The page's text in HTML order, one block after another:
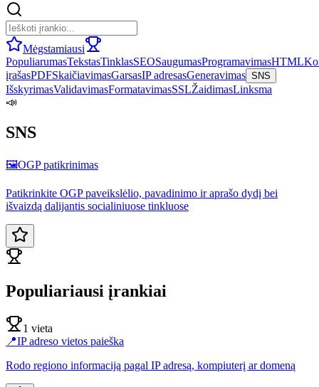
Mėgstamiausi
PopuliarumasTekstasTinklasSEOSaugumasProgramavimasHTML
įrašasPDFSkaičiavimasGarsasIP adresasGeneravimas SNS
IšskyrimasValidavimasFormatavimasSSLŽaidimasLinksma
📣
SNS
🖼️OGP patikrinimas
Patikrinkite OGP paveikslėlio, pavadinimo ir aprašo dydį bei
išvaizdą dalijantis socialiniuose tinkluose
Populiariausi įrankiai
1 vieta
📍IP adreso vietos paieška
Rodo regiono informaciją pagal IP adresą, kompiuterį ar domeną